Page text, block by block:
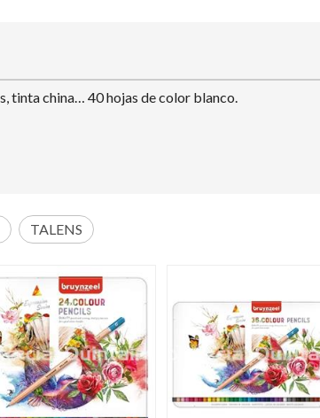
tinta china… 40 hojas de color blanco.
TALENS